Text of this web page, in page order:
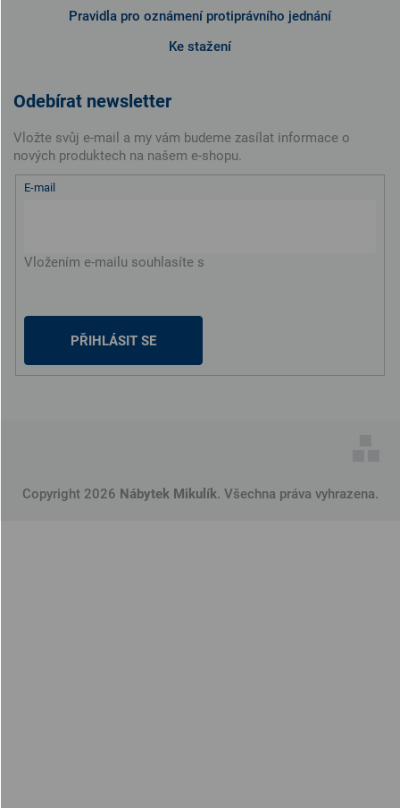
Pravidla pro oznámení protiprávního jednání
Ke stažení
Odebírat newsletter
Vložte svůj e-mail a my vám budeme zasílat informace o
nových produktech na našem e-shopu.
E-mail
Vložením e-mailu souhlasíte s
PŘIHLÁSIT SE
Copyright 2026 Nábytek Mikulík. Všechna práva vyhrazena.